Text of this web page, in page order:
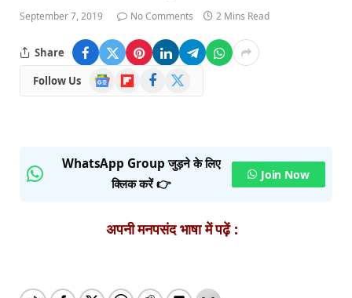
September 7, 2019 No Comments 2 Mins Read
Share
Follow Us
Google
News
FlipboardFacebook
WhatsApp Group जुड़ने के लिए
क्लिक करें 👉
Join Now
अपनी मनपसंद भाषा में पढ़ें :